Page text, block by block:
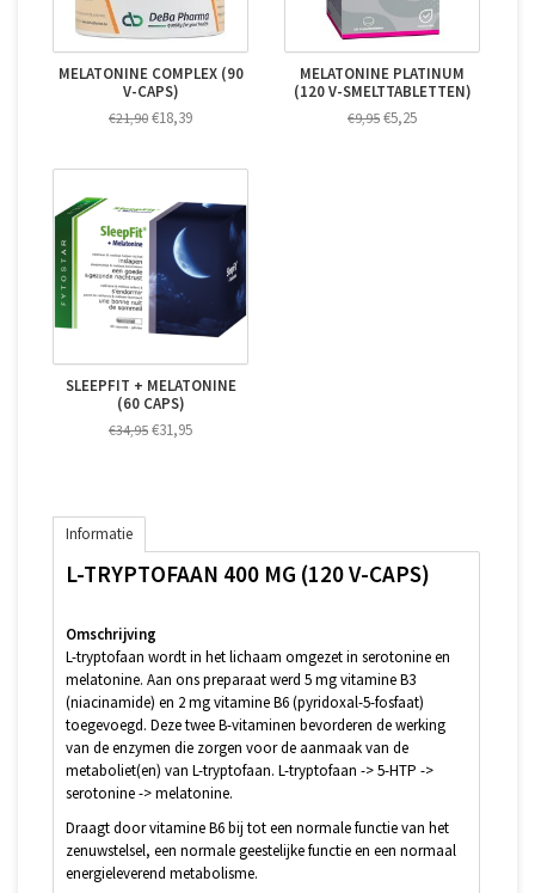
MELATONINE COMPLEX (90
V-CAPS)
€21,90 €18,39
MELATONINE PLATINUM
(120 V-SMELTTABLETTEN)
€9,95 €5,25
SLEEPFIT + MELATONINE
(60 CAPS)
€34,95 €31,95
Informatie
L-TRYPTOFAAN 400 MG (120 V-CAPS)
Omschrijving
L-tryptofaan wordt in het lichaam omgezet in serotonine en
melatonine. Aan ons preparaat werd 5 mg vitamine B3
(niacinamide) en 2 mg vitamine B6 (pyridoxal-5-fosfaat)
toegevoegd. Deze twee B-vitaminen bevorderen de werking
van de enzymen die zorgen voor de aanmaak van de
metaboliet(en) van L-tryptofaan. L-tryptofaan -> 5-HTP ->
serotonine -> melatonine.
Draagt door vitamine B6 bij tot een normale functie van het
zenuwstelsel, een normale geestelijke functie en een normaal
energieleverend metabolisme.